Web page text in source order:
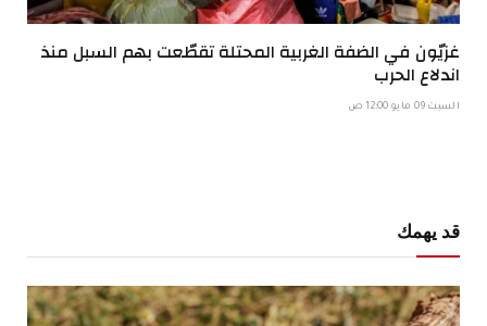
غزيّون في الضفة الغربية المحتلة تقطّعت بهم السبل منذ
اندلاع الحرب
السبت 09 مايو 12:00 ص
قد يهمك